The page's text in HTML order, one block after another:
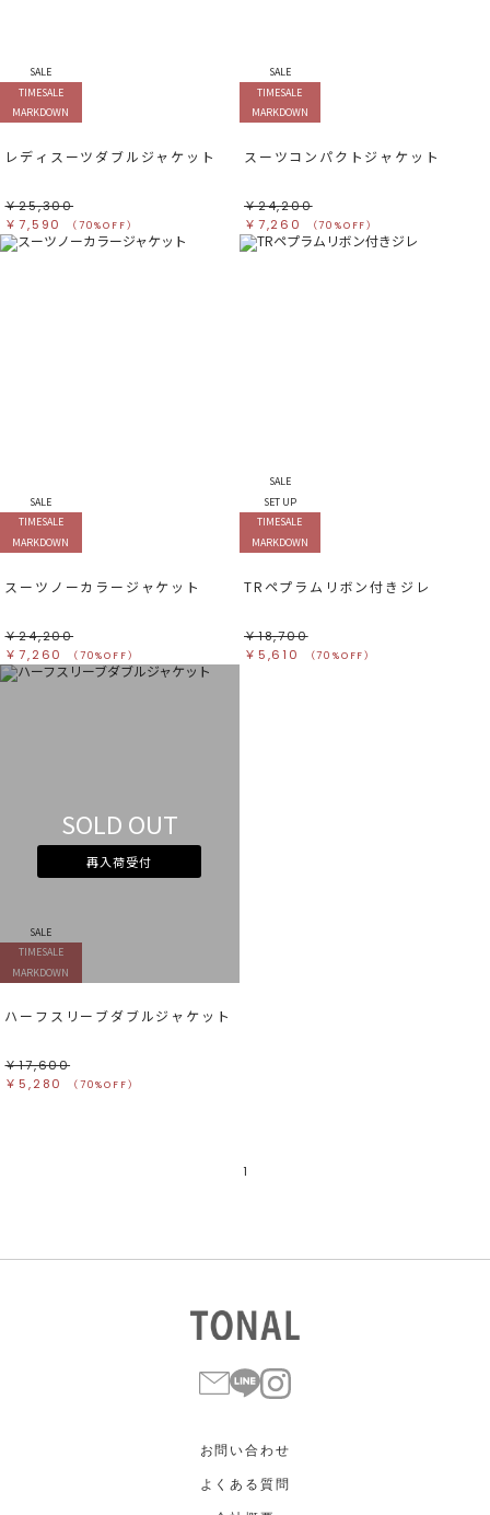
SALE
TIMESALE
MARKDOWN
レディスーツダブルジャケット
￥25,300
￥7,590
（70%OFF）
SALE
TIMESALE
MARKDOWN
スーツコンパクトジャケット
￥24,200
￥7,260
（70%OFF）
SALE
TIMESALE
MARKDOWN
スーツノーカラージャケット
￥24,200
￥7,260
（70%OFF）
SALE
SET UP
TIMESALE
MARKDOWN
TRペプラムリボン付きジレ
￥18,700
￥5,610
（70%OFF）
SOLD OUT
再入荷受付
SALE
TIMESALE
MARKDOWN
ハーフスリーブダブルジャケット
￥17,600
￥5,280
（70%OFF）
1
お問い合わせ
よくある質問